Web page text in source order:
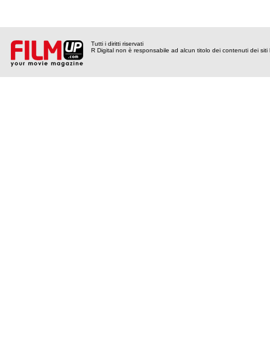
Tutti i diritti riservati
R Digital non è responsabile ad alcun titolo dei contenuti dei siti